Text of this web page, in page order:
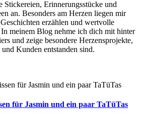
Stickereien, Erinnerungsstücke und
an. Besonders am Herzen liegen mir
erzählen und wertvolle
meinem Blog nehme ich dich mit hinter
und zeige besondere Herzensprojekte,
Kunden entstanden sind.
für Jasmin und ein paar TaTüTas